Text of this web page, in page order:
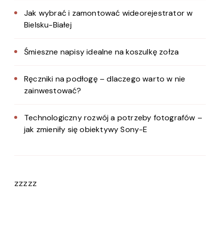
Jak wybrać i zamontować wideorejestrator w
Bielsku-Białej
Śmieszne napisy idealne na koszulkę zołza
Ręczniki na podłogę – dlaczego warto w nie
zainwestować?
Technologiczny rozwój a potrzeby fotografów –
jak zmieniły się obiektywy Sony-E
zzzzz